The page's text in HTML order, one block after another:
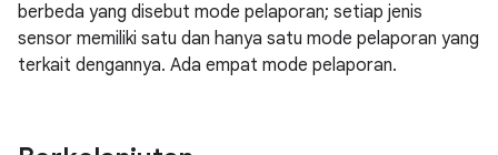
berbeda yang disebut mode pelaporan; setiap jenis
sensor memiliki satu dan hanya satu mode pelaporan yang
terkait dengannya. Ada empat mode pelaporan.